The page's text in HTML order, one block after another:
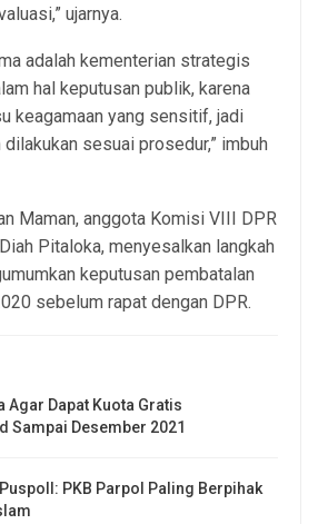
ujarnya.
adalah kementerian strategis
hal keputusan publik, karena
keagamaan yang sensitif, jadi
sesuai prosedur,” imbuh
Maman, anggota Komisi VIII DPR
Pitaloka, menyesalkan langkah
keputusan pembatalan
sebelum rapat dengan DPR.
Agar Dapat Kuota Gratis
Sampai Desember 2021
PKB Parpol Paling Berpihak